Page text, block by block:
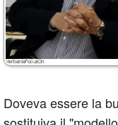
Doveva essere la